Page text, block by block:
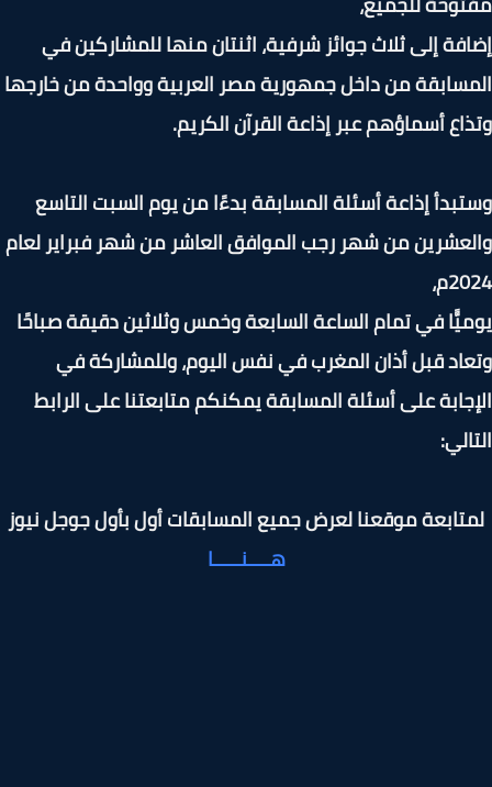
إلى ثلاث جوائز شرفية، اثنتان منها للمشاركين في
من داخل جمهورية مصر العربية وواحدة من خارجها
أسماؤهم عبر إذاعة القرآن الكريم.
إذاعة أسئلة المسابقة بدءًا من يوم السبت التاسع
من شهر رجب الموافق العاشر من شهر فبراير لعام
في تمام الساعة السابعة وخمس وثلاثين دقيقة صباحًا
قبل أذان المغرب في نفس اليوم، وللمشاركة في
على أسئلة المسابقة يمكنكم متابعتنا على الرابط
موقعنا لعرض جميع المسابقات أول بأول جوجل نيوز
هــــنـــــا